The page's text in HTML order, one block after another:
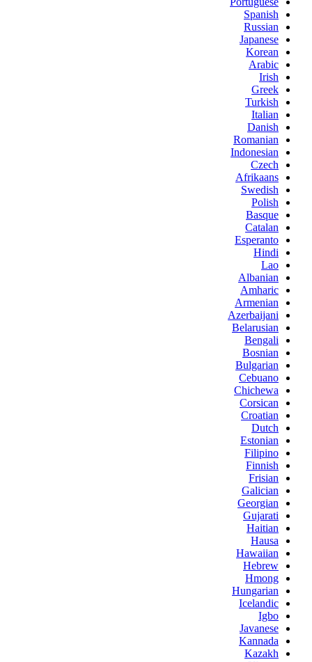
Spanish
Russian
Japanese
Korean
Arabic
Irish
Greek
Turkish
Italian
Danish
Romanian
Indonesian
Czech
Afrikaans
Swedish
Polish
Basque
Catalan
Esperanto
Hindi
Lao
Albanian
Amharic
Armenian
Azerbaijani
Belarusian
Bengali
Bosnian
Bulgarian
Cebuano
Chichewa
Corsican
Croatian
Dutch
Estonian
Filipino
Finnish
Frisian
Galician
Georgian
Gujarati
Haitian
Hausa
Hawaiian
Hebrew
Hmong
Hungarian
Icelandic
Igbo
Javanese
Kannada
Kazakh